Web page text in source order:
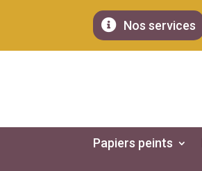
 Nos services
Papiers peints